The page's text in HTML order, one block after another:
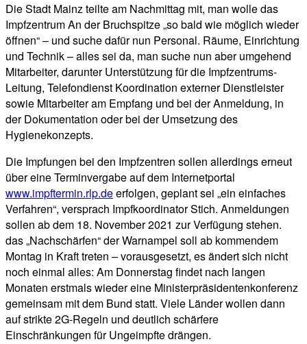
Die Stadt Mainz teilte am Nachmittag mit, man wolle das
Impfzentrum An der Bruchspitze „so bald wie möglich wieder
öffnen“ – und suche dafür nun Personal. Räume, Einrichtung
und Technik – alles sei da, man suche nun aber umgehend
Mitarbeiter, darunter Unterstützung für die Impfzentrums-
Leitung, Telefondienst Koordination externer Dienstleister
sowie Mitarbeiter am Empfang und bei der Anmeldung, in
der Dokumentation oder bei der Umsetzung des
Hygienekonzepts.
Die Impfungen bei den Impfzentren sollen allerdings erneut
über eine Terminvergabe auf dem Internetportal
www.impftermin.rlp.deerfolgen, geplant sei „ein einfaches
Verfahren“, versprach Impfkoordinator Stich. Anmeldungen
sollen ab dem 18. November 2021 zur Verfügung stehen.
das „Nachschärfen“ der Warnampel soll ab kommendem
Montag in Kraft treten – vorausgesetzt, es ändert sich nicht
noch einmal alles: Am Donnerstag findet nach langen
Monaten erstmals wieder eine Ministerpräsidentenkonferenz
gemeinsam mit dem Bund statt. Viele Länder wollen dann
auf strikte 2G-Regeln und deutlich schärfere
Einschränkungen für Ungeimpfte drängen.